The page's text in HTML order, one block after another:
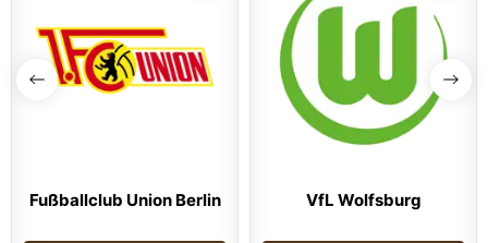
Fußballclub Union Berlin VfL Wolfsburg